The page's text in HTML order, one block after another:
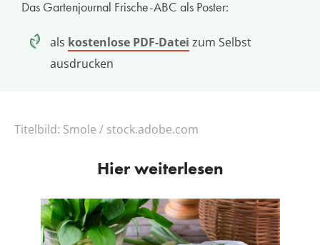
Das Gartenjournal Frische-ABC als Poster:
als kostenlose PDF-Datei zum Selbst
ausdrucken
Titelbild: Smole / stock.adobe.com
Hier weiterlesen